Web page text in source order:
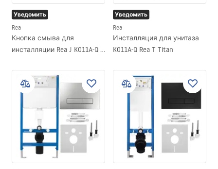
Уведомить
Rea
Кнопка смыва для
инсталляции Rea J K011A-Q и
Уведомить
Rea
Инсталляция для унитаза
K011A-Q Rea T Titan